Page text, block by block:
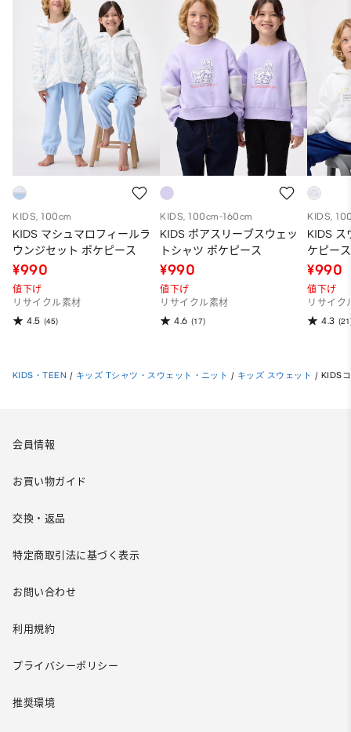
KIDS, 100cm
KIDS マシュマロフィールラ
ウンジセット ポケピース
¥990
値下げ
リサイクル素材
4.5 (45)
KIDS, 100cm-160cm
KIDS ボアスリーブスウェッ
トシャツ ポケピース
¥990
値下げ
リサイクル素材
4.6 (17)
KIDS,
KIDS ス
ケピース
¥990
値下げ
リサイク
4.3
KIDS・TEEN / キッズ Tシャツ・スウェット・ニット / キッズ スウェット / KIDS
会員情報
お買い物ガイド
交換・返品
特定商取引法に基づく表示
お問い合わせ
利用規約
プライバシーポリシー
推奨環境